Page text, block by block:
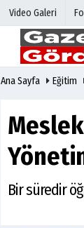
Video Galeri
Ana Sayfa Eğitim
Bir süredir